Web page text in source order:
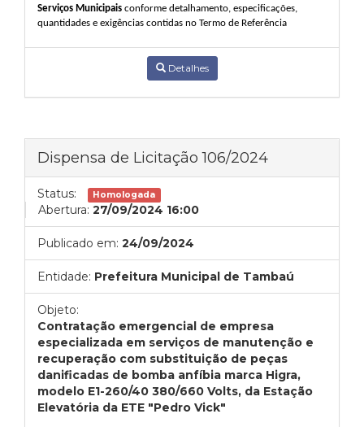
Serviços Municipais conforme detalhamento, especificações,
quantidades e exigências contidas no Termo de Referência
Detalhes
Dispensa de Licitação 106/2024
Status: Homologada
Abertura: 27/09/2024 16:00
Publicado em: 24/09/2024
Entidade: Prefeitura Municipal de Tambaú
Objeto:
Contratação emergencial de empresa
especializada em serviços de manutenção e
recuperação com substituição de peças
danificadas de bomba anfíbia marca Higra,
modelo E1-260/40 380/660 Volts, da Estação
Elevatória da ETE "Pedro Vick"